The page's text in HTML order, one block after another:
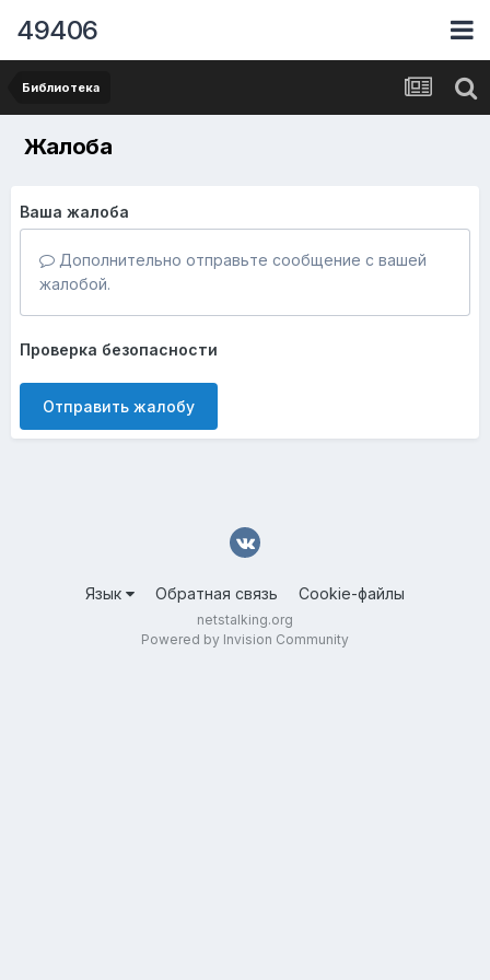
49406
Библиотека
Жалоба
Ваша жалоба
Дополнительно отправьте сообщение с вашей
жалобой.
Проверка безопасности
Отправить жалобу
Язык Обратная связь Cookie-файлы
netstalking.org
Powered by Invision Community